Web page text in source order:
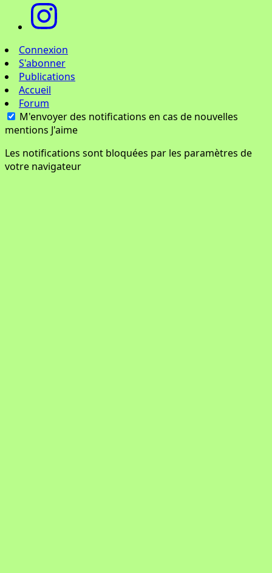
Connexion
S'abonner
Publications
Accueil
Forum
M'envoyer des notifications en cas de nouvelles
mentions J'aime
Les notifications sont bloquées par les paramètres de
votre navigateur